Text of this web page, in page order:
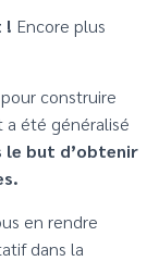
! Encore plus
construire
a été généralisé
le but d’obtenir
en rendre
dans la